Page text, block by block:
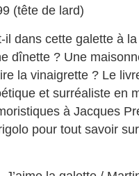
(tête de lard)
il dans cette galette à
dînette ? Une
la vinaigrette ? Le
et surréaliste en
à Jacques
pour tout savoir